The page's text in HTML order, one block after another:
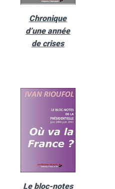
Chronique
d’une année
de crises
Le bloc-notes